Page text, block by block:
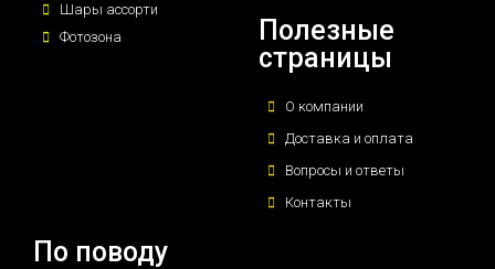
Шары ассорти
Фотозона
Полезные
страницы
О компании
Доставка и оплата
Вопросы и ответы
Контакты
По поводу